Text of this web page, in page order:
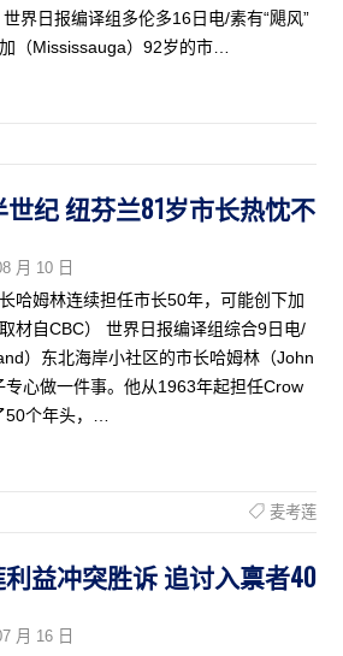
界日报编译组多伦多16日电/素有“飓风”
（Mississauga）92岁的市…
世纪 纽芬兰81岁市长热忱不
月 10 日
哈姆林连续担任市长50年，可能创下加
材自CBC） 世界日报编译组综合9日电/
）东北海岸小社区的市长哈姆林（John
心做一件事。他从1963年起担任Crow
50个年头，…
麦考莲
利益冲突胜诉 追讨入禀者40
月 16 日